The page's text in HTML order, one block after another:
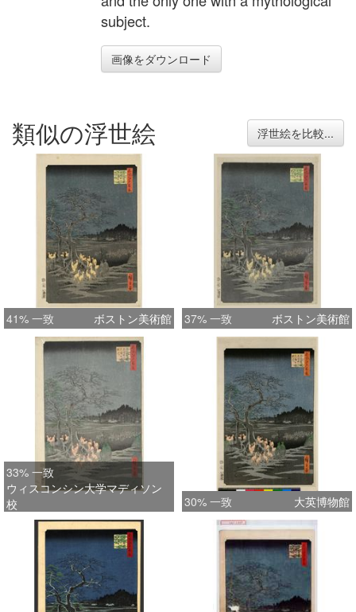
subject.
画像をダウンロード
類似の浮世絵 浮世絵を比較...
41% 一致 ボストン美術館 37% 一致 ボストン美術館
33% 一致
ウィスコンシン大学マディソン
校
30% 一致 大英博物館